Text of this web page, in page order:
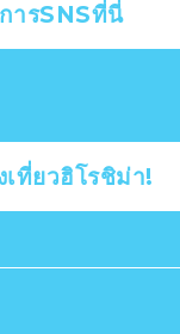
ารSNSที่นี่
ที่ยวฮิโรชิม่า!